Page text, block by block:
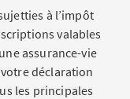
à l’impôt
valables
assurance-vie
déclaration
les principales